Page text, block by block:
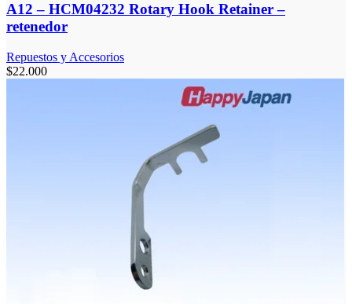
A12 – HCM04232 Rotary Hook Retainer –
retenedor
Repuestos y Accesorios
$22.000